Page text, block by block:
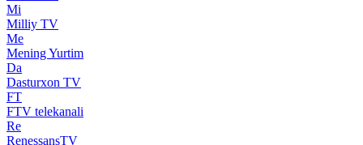
Mi
Milliy TV
Me
Mening Yurtim
Da
Dasturxon TV
FT
FTV telekanali
Re
RenessansTV